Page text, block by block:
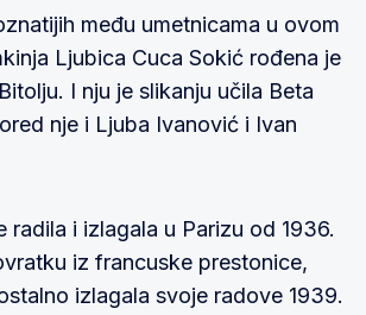
među umetnicama u ovom
Ljubica Cuca Sokić rođena je
I nju je slikanju učila Beta
nje i Ljuba Ivanović i Ivan
radila i izlagala u Parizu od 1936.
iz francuske prestonice,
izlagala svoje radove 1939.